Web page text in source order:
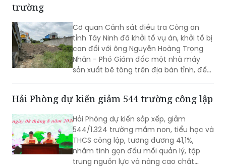
trường
Cơ quan Cảnh sát điều tra Công an
tỉnh Tây Ninh đã khởi tố vụ án, khởi tố bị
can đối với ông Nguyễn Hoàng Trọng
Nhân - Phó Giám đốc một nhà máy
sản xuất bê tông trên địa bàn tỉnh, để
đến việc đổ, chôn lấp trái phép hơn
Hải Phòng dự kiến giảm 544 trường công lập
Hải Phòng dự kiến sắp xếp, giảm
544/1.324 trường mầm non, tiểu học và
THCS công lập, tương đương 41,1%,
nhằm tinh gọn đầu mối quản lý, tập
trung nguồn lực và nâng cao chất